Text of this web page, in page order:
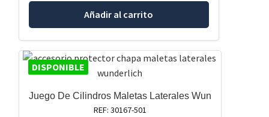
Añadir al carrito
DISPONIBLE
Juego De Cilindros Maletas Laterales Wun
REF: 30167-501